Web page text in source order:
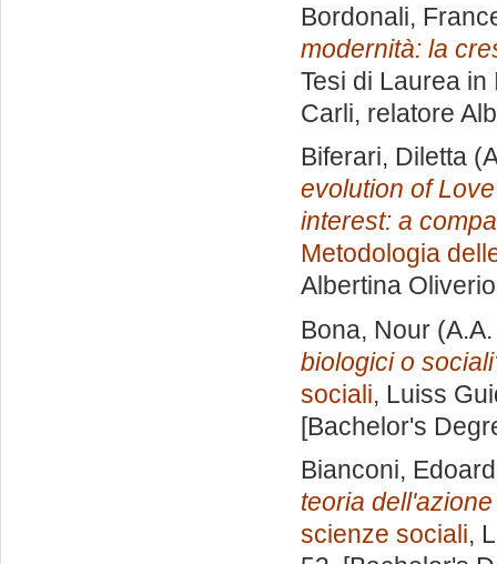
Bordonali,
modernità: la
Tesi di Laurea in
Carli, relatore
Biferari, Diletta
evolution of
interest: a
Metodologia
Albertina Oliverio
Bona, Nour
biologici o
sociali, Luiss
[Bachelor's
Bianconi,
teoria
scienze sociali,